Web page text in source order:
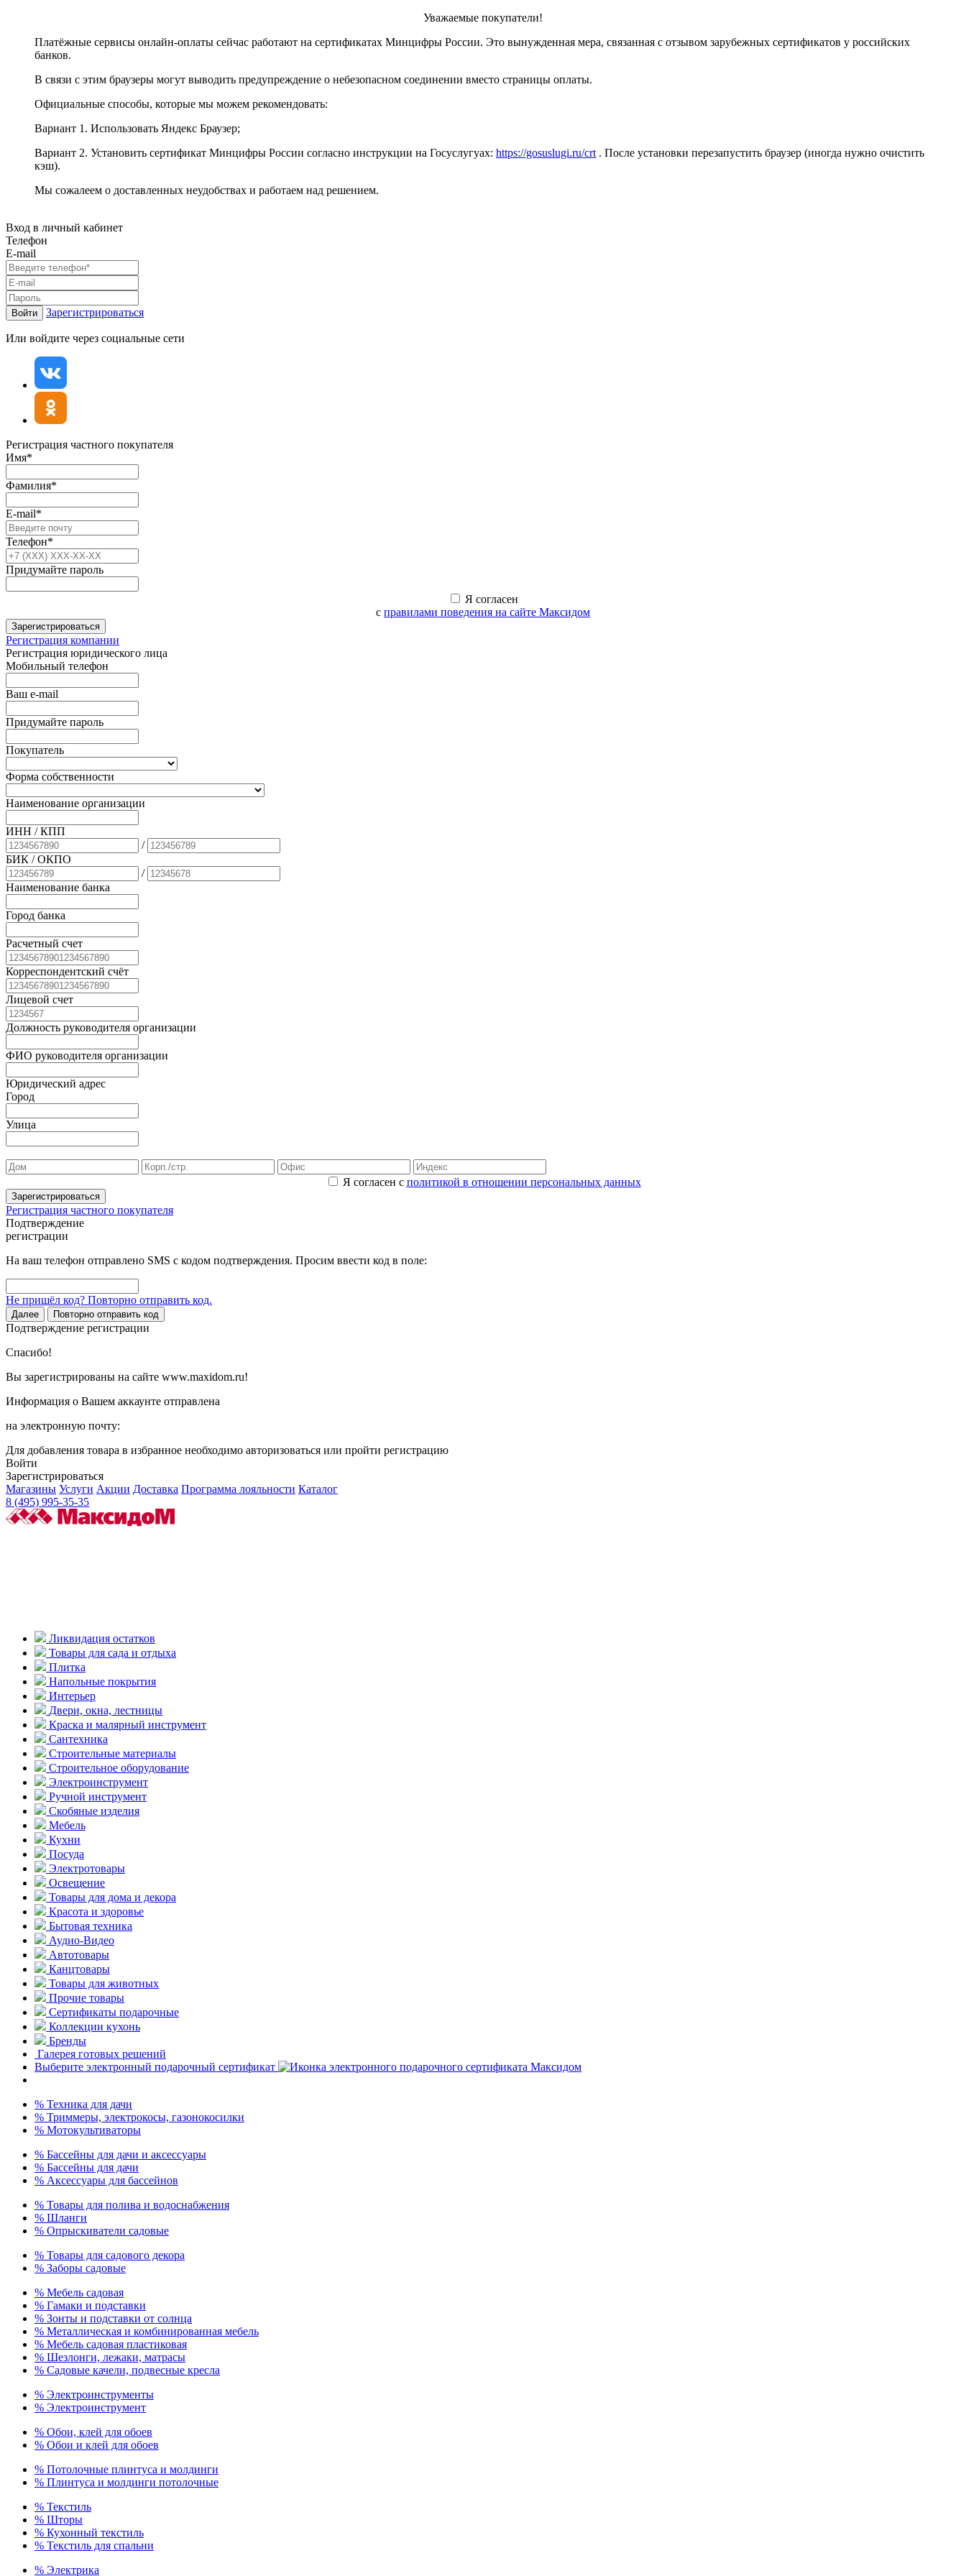
Уважаемые покупатели!
Платёжные сервисы онлайн-оплаты сейчас работают на сертификатах Минцифры России. Это вынужденная мера, связанная с отзывом зарубежных сертификатов у российских
банков.
В связи с этим браузеры могут выводить предупреждение о небезопасном соединении вместо страницы оплаты.
Официальные способы, которые мы можем рекомендовать:
Вариант 1. Использовать Яндекс Браузер;
Вариант 2. Установить сертификат Минцифры России согласно инструкции на Госуслугуах: https://gosuslugi.ru/crt . После установки перезапустить браузер (иногда нужно очистить
кэш).
Мы сожалеем о доставленных неудобствах и работаем над решением.
Вход в личный кабинет
Телефон
E-mail
Войти Зарегистрироваться
Или войдите через социальные сети
Регистрация частного покупателя
Имя*
Фамилия*
E-mail*
Телефон*
Придумайте пароль
Я согласен
с правилами поведения на сайте Максидом
Зарегистрироваться
Регистрация компании
Регистрация юридического лица
Мобильный телефон
Ваш e-mail
Придумайте пароль
Покупатель
Форма собственности
Наименование организации
ИНН / КПП
/
БИК / ОКПО
/
Наименование банка
Город банка
Расчетный счет
Корреспондентский счёт
Лицевой счет
Должность руководителя организации
ФИО руководителя организации
Юридический адрес
Город
Улица
Я согласен с политикой в отношении персональных данных
Зарегистрироваться
Регистрация частного покупателя
Подтверждение
регистрации
На ваш телефон отправлено SMS с кодом подтверждения. Просим ввести код в поле:
Не пришёл код? Повторно отправить код.
Далее Повторно отправить код
Подтверждение регистрации
Спасибо!
Вы зарегистрированы на сайте www.maxidom.ru!
Информация о Вашем аккаунте отправлена
на электронную почту:
Для добавления товара в избранное необходимо авторизоваться или пройти регистрацию
Войти
Зарегистрироваться
Магазины Услуги Акции Доставка Программа лояльности Каталог
8 (495) 995-35-35
Ликвидация остатков
Товары для сада и отдыха
Плитка
Напольные покрытия
Интерьер
Двери, окна, лестницы
Краска и малярный инструмент
Сантехника
Строительные материалы
Строительное оборудование
Электроинструмент
Ручной инструмент
Скобяные изделия
Мебель
Кухни
Посуда
Электротовары
Освещение
Товары для дома и декора
Красота и здоровье
Бытовая техника
Аудио-Видео
Автотовары
Канцтовары
Товары для животных
Прочие товары
Сертификаты подарочные
Коллекции кухонь
Бренды
Галерея готовых решений
Выберите электронный подарочный сертификат
% Техника для дачи
% Триммеры, электрокосы, газонокосилки
% Мотокультиваторы
% Бассейны для дачи и аксессуары
% Бассейны для дачи
% Аксессуары для бассейнов
% Товары для полива и водоснабжения
% Шланги
% Опрыскиватели садовые
% Товары для садового декора
% Заборы садовые
% Мебель садовая
% Гамаки и подставки
% Зонты и подставки от солнца
% Металлическая и комбинированная мебель
% Мебель садовая пластиковая
% Шезлонги, лежаки, матрасы
% Садовые качели, подвесные кресла
% Электроинструменты
% Электроинструмент
% Обои, клей для обоев
% Обои и клей для обоев
% Потолочные плинтуса и молдинги
% Плинтуса и молдинги потолочные
% Текстиль
% Шторы
% Кухонный текстиль
% Текстиль для спальни
% Электрика